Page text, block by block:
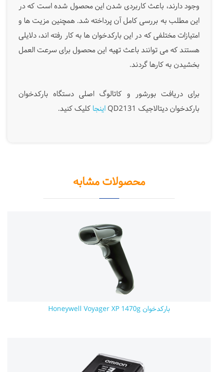
وجود دارند، باعث کاربردی شدن این محصول شده است که در
این مطلب به بررسی کامل آن پرداخته شد. همچنین مزیت ها و
امتیازات مختلفی که در این بارکدخوان ها به کار رفته اند، دلایلی
هستند که می توانند باعث تهیه این محصول برای سرعت العمل
بخشیدن به کارها گردند.
برای دریافت بورشور و کاتالوگ اصلی دستگاه بارکدخوان
بارکدخوان دیتالاجیک QD2131
اینجا کلیک کنید.
محصولات مشابه
بارکدخوان Honeywell Voyager XP 1470g